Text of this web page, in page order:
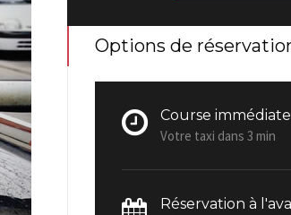
Options de
Course immédiate
Votre taxi dans 3 min
Réservation à